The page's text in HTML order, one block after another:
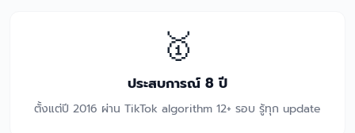
🥇
ประสบการณ์ 8 ปี
ตั้งแต่ปี 2016 ผ่าน TikTok algorithm 12+ รอบ รู้ทุก update